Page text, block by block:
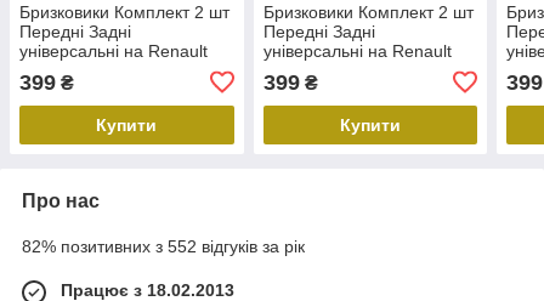
Бризковики Комплект 2 шт
Передні Задні
універсальні на Renault
Sandero 1,2 Рено Сандера
1,2 новые
399 ₴
Купити
Бризковики Комплект 2 шт
Передні Задні
універсальні на Renault
Logan 1,2 Рено Логан 1,2
новые
399₴
Купити
399
Про нас
82% позитивних з 552 відгуків за рік
Працює з 18.02.2013